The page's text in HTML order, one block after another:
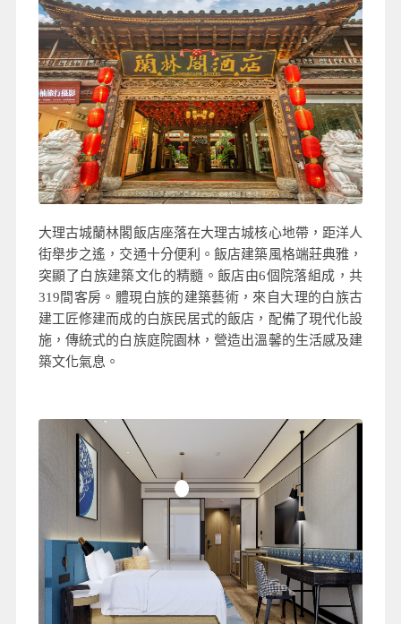
大理古城蘭林閣飯店座落在大理古城核心地帶，距洋人
街舉步之遙，交通十分便利。飯店建築風格端莊典雅，
突顯了白族建築文化的精髓。飯店由6個院落組成，共
319間客房。體現白族的建築藝術，來自大理的白族古
建工匠修建而成的白族民居式的飯店，配備了現代化設
施，傳統式的白族庭院園林，營造出溫馨的生活感及建
築文化氣息。